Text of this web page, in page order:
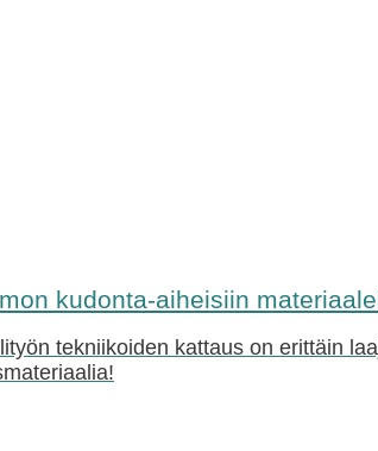
kudonta-aiheisiin
tekniikoiden kattaus on erittäin